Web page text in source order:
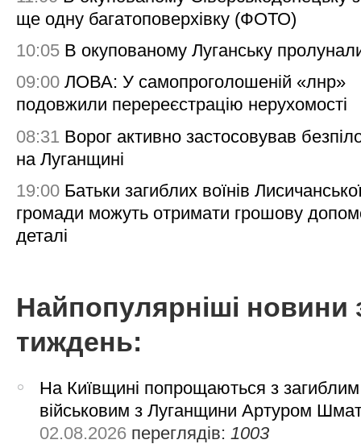
ще одну багатоповерхівку (ФОТО)
10:05 В окупованому Луганську
09:00 ЛОВА: У самопроголошеній «лнр»
подовжили перереєстрацію нерухомості
08:31 Ворог активно застосовував
на Луганщині
19:00 Батьки загиблих воїнів
громади можуть отримати грошову
деталі
Найпопулярніші новини
тиждень:
На Київщині попрощаються з загиблим
військовим з Луганщини Артуром
02.08.2026 переглядів: 1003